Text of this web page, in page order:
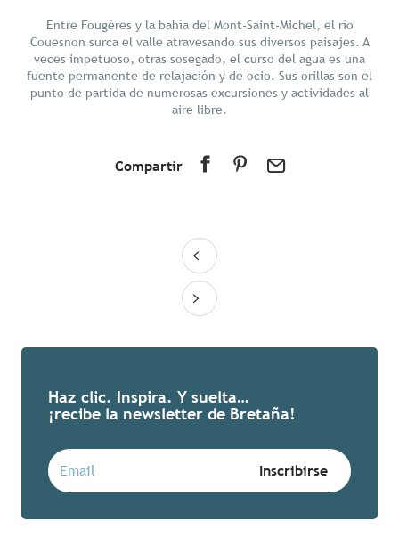
Entre Fougères y la bahía del Mont-Saint-Michel, el río
Couesnon surca el valle atravesando sus diversos paisajes. A
veces impetuoso, otras sosegado, el curso del agua es una
fuente permanente de relajación y de ocio. Sus orillas son el
punto de partida de numerosas excursiones y actividades al
aire libre.
Compartir
Haz clic. Inspira. Y suelta…
¡recibe la newsletter de Bretaña!